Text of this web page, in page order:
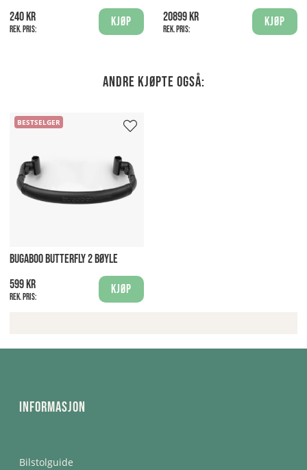
240 kr
Rek. pris:
Kjøp
20899 kr
Rek. pris:
Kjøp
Andre kjøpte også:
BESTSELGER
BUGABOO BUTTERFLY 2 BØYLE
599 kr
Rek. pris:
Kjøp
Informasjon
Bilstolguide